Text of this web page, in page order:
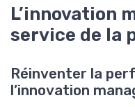
L’innovation
service de la
Réinventer la
l’innovation